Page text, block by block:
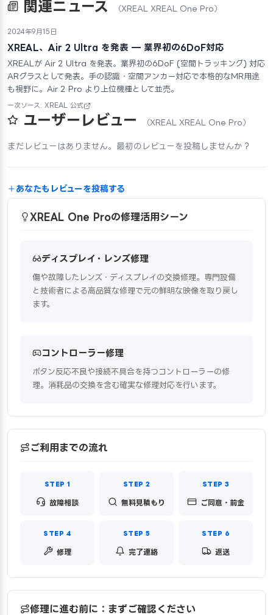
関連ニュース （XREAL XREAL One Pro）
2024年9月15日
XREAL、Air 2 Ultra を発表 — 業界初の6DoF対応
XREALが Air 2 Ultra を発表。業界初の6DoF (空間トラッキング) 対応
ARグラスとして発表。手の認識・空間アンカー対応で本格的なMR用途
も視野に。Air 2 Pro より上位機種として並売。
一次ソース: XREAL 公式
ユーザーレビュー （XREAL XREAL One Pro）
まだレビューはありません。最初のレビューを投稿しませんか？
あなたもレビューを投稿する
XREAL One Proの修理活用シーン
ディスプレイ・レンズ修理
傷や故障したレンズ・ディスプレイの交換修理。専門設備
と技術者による高品質な修理で元の鮮明な映像を取り戻し
ます。
コントローラー修理
ボタン反応不良や接続不具合を持つコントローラーの修
理。消耗品の交換を含む確実な修理対応を行います。
ご利用までの流れ
故障相談 無料見積もり ご同意・前金
修理 完了連絡 返送
修理に進む前に：まずご確認ください